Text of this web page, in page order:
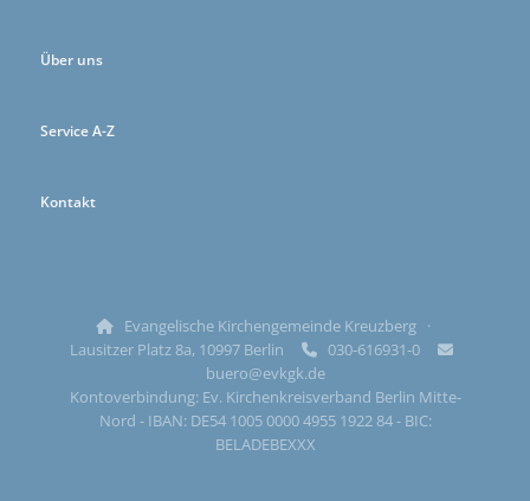
Über uns
Service A-Z
Kontakt

Evangelische Kirchengemeinde Kreuzberg ·
Lausitzer Platz 8a, 10997 Berlin
 030-616931-0 
buero@evkgk.de
Kontoverbindung: Ev. Kirchenkreisverband Berlin Mitte-
Nord - IBAN: DE54 1005 0000 4955 1922 84 - BIC:
BELADEBEXXX